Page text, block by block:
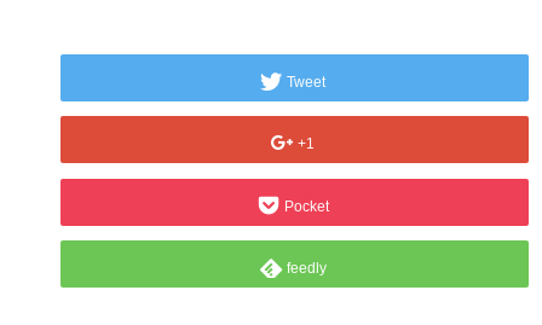
Tweet
+1
Pocket
feedly